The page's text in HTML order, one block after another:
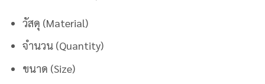
วัสดุ (Material)
จำนวน (Quantity)
ขนาด (Size)